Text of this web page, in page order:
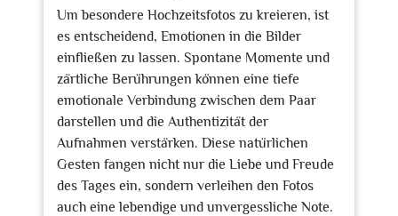
Um besondere Hochzeitsfotos zu kreieren, ist
es entscheidend, Emotionen in die Bilder
einfließen zu lassen. Spontane Momente und
zärtliche Berührungen können eine tiefe
emotionale Verbindung zwischen dem Paar
darstellen und die Authentizität der
Aufnahmen verstärken. Diese natürlichen
Gesten fangen nicht nur die Liebe und Freude
des Tages ein, sondern verleihen den Fotos
auch eine lebendige und unvergessliche Note.